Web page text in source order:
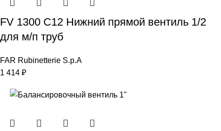
FV 1300 C12 Нижний прямой вентиль 1/2
для м/п труб
FAR Rubinetterie S.p.A
1 414 ₽